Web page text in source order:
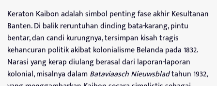
Keraton Kaibon adalah simbol penting fase akhir Kesultanan
Banten. Di balik reruntuhan dinding bata-karang, pintu
bentar, dan candi kurungnya, tersimpan kisah tragis
kehancuran politik akibat kolonialisme Belanda pada 1832.
Narasi yang kerap diulang berasal dari laporan-laporan
kolonial, misalnya dalamBataviaasch Nieuwsbladtahun 1932,